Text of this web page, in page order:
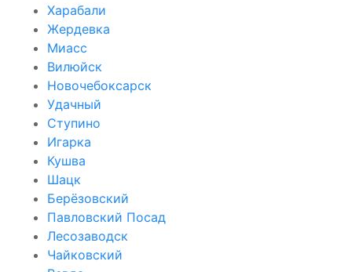
Харабали
Жердевка
Миасс
Вилюйск
Новочебоксарск
Удачный
Ступино
Игарка
Кушва
Шацк
Берёзовский
Павловский Посад
Лесозаводск
Чайковский